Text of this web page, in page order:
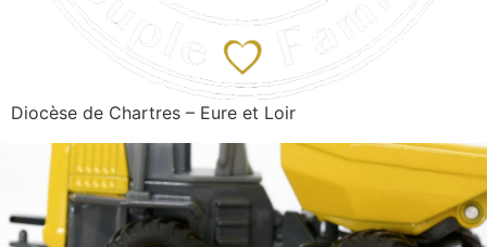
Diocèse de Chartres – Eure et Loir